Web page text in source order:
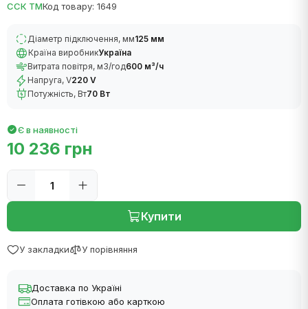
ССК ТМКод товару: 1649
Діаметр підключення, мм125 мм
Країна виробникУкраїна
Витрата повітря, м3/год600 м³/ч
Напруга, V220 V
Потужність, Вт70 Вт
Є в наявності
10 236 грн
Купити
У закладки У порівняння
Доставка по Україні
Оплата готівкою або карткою